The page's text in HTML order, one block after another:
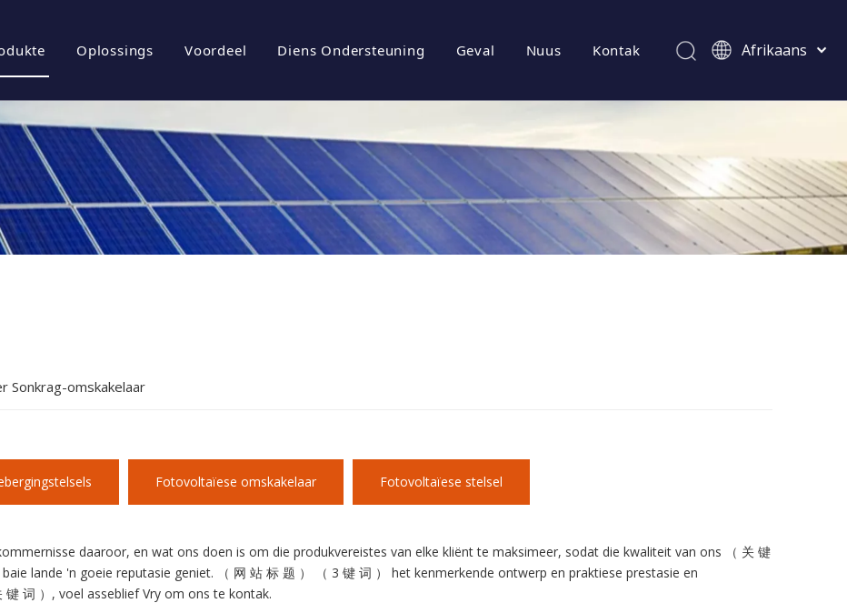
Kultuur
Styl
Fotovoltaïese omskakelaar
Fotovoltaïese stelsel
Oplossings Voordeel Diens Ondersteuning
Aflaai
Gereelde vrae
Video's
Geval Nuus Kontak
Afrikaans
ไทย
Deutsch
Português
Español
Pусский
Français
Sonkrag-omskakelaar
Fotovoltaïese omskakelaar Fotovoltaïese stelsel
daaroor, en wat ons doen is om die produkvereistes van elke kliënt te maksimeer, sodat die kwaliteit van ons （ 关 键
lande 'n goeie reputasie geniet. （ 网 站 标 题 ） （ 3 键 词 ） het kenmerkende ontwerp en praktiese prestasie en
词 ）, voel asseblief Vry om ons te kontak.